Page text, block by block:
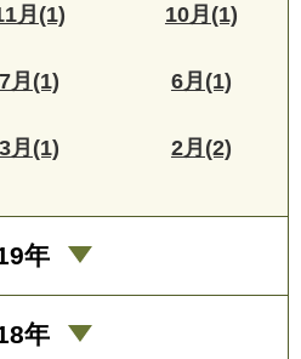
月(1) 10月(1)
7月(1) 6月(1)
3月(1) 2月(2)
年
年